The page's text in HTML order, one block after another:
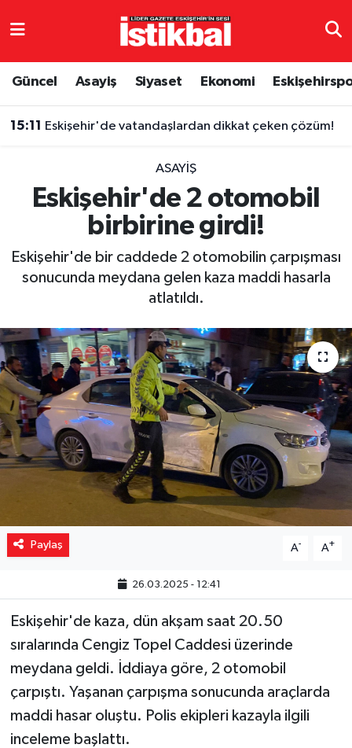
Güncel Asayiş Siyaset Ekonomi
15:11 Eskişehir'de vatandaşlardan dikkat çeken çözüm!
ASAYIŞ
Eskişehir'de 2 otomobil
birbirine girdi!
Eskişehir'de bir caddede 2 otomobilin çarpışması
sonucunda meydana gelen kaza maddi hasarla
atlatıldı.
Paylaş A- A+
26.03.2025 - 12:41
Eskişehir'de kaza, dün akşam saat 20.50
sıralarında Cengiz Topel Caddesi üzerinde
meydana geldi. İddiaya göre, 2 otomobil
çarpıştı. Yaşanan çarpışma sonucunda araçlarda
maddi hasar oluştu. Polis ekipleri kazayla ilgili
inceleme başlattı.
Eskişehirspor
Eğitim
Sağlık
Yaşam
Resmi ilanlar
Eskişehir Nöbetçi Eczaneler
TFF 3.Lig 4.Grup Puan Durumu ve Fikstür
Tüm Manşetler
Son Dakika Haberleri
Haber Arşivi